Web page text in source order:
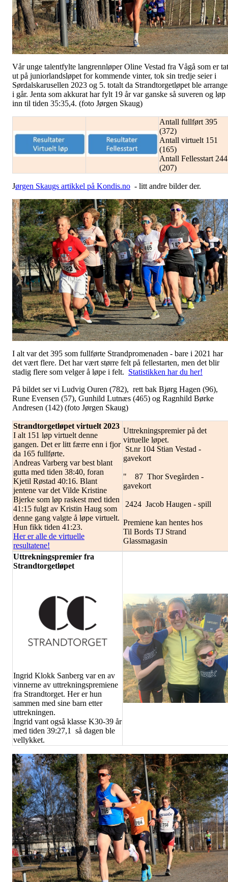
Vår unge talentfylte langrennløper Oline Vestad fra Vågå som er
ut på juniorlandsløpet for kommende vinter, tok sin tredje seier i
Sørdalskarusellen 2023 og 5. totalt da Strandtorgetløpet ble
i går. Jenta som akkurat har fylt 19 år var ganske så suveren og løp
inn til tiden 35:35,4. (foto Jørgen Skaug)
Antall fullført 395
(372)
Antall virtuelt 151
(165)
Antall Fellesstart 244
(207)
Jørgen Skaugs artikkel på Kondis.no - litt andre bilder der.
I alt var det 395 som fullførte Strandpromenaden - bare i 2021 har
det vært flere. Det har vært større felt på fellestarten, men det blir
stadig flere som velger å løpe i felt. Statistikken har du her!
På bildet ser vi Ludvig Ouren (782), rett bak Bjørg Hagen (96),
Rune Evensen (57), Gunhild Lutnæs (465) og Ragnhild Børke
Andresen (142) (foto Jørgen Skaug)
Strandtorgetløpet virtuelt 2023
I alt 151 løp virtuelt denne
gangen. Det er litt færre enn i fjor
da 165 fullførte.
Andreas Varberg var best blant
gutta med tiden 38:40, foran
Kjetil Røstad 40:16. Blant
jentene var det Vilde Kristine
Bjerke som løp raskest med tiden
41:15 fulgt av Kristin Haug som
denne gang valgte å løpe virtuelt.
Hun fikk tiden 41:23.
Her er alle de virtuelle
resultatene!
Uttrekningspremier på det
virtuelle løpet.
St.nr 104 Stian Vestad -
gavekort
" 87 Thor Svegården -
gavekort
2424 Jacob Haugen - spill
Premiene kan hentes hos
Til Bords TJ Strand
Glassmagasin
Uttrekningspremier fra
Strandtorgetløpet
Ingrid Klokk Sanberg var en av
vinnerne av uttrekningspremiene
fra Strandtorget. Her er hun
sammen med sine barn etter
uttrekningen.
Ingrid vant også klasse K30-39 år
med tiden 39:27,1 så dagen ble
vellykket.